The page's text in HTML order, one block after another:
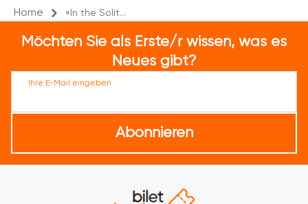
Home «In the Solit...
Möchten Sie als Erste/r wissen, was es
Neues gibt?
Ihre E-Mail eingeben
Abonnieren